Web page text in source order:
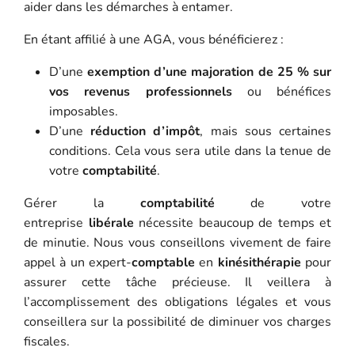
aider dans les démarches à entamer.
En étant affilié à une AGA, vous bénéficierez :
D’uneexemption d’une majoration de 25 % sur
vos revenus
professionnelsou bénéfices
imposables.
D’une réduction d’impôt, mais sous certaines
conditions. Cela vous sera utile dans la tenue de
votre comptabilité.
Gérer la comptabilité de votre
entreprise libérale nécessite beaucoup de temps et
de minutie. Nous vous conseillons vivement de faire
appel à un expert-comptable en kinésithérapie pour
assurer cette tâche précieuse. Il veillera à
l’accomplissement des obligations légales et vous
conseillera sur la possibilité de diminuer vos charges
fiscales.